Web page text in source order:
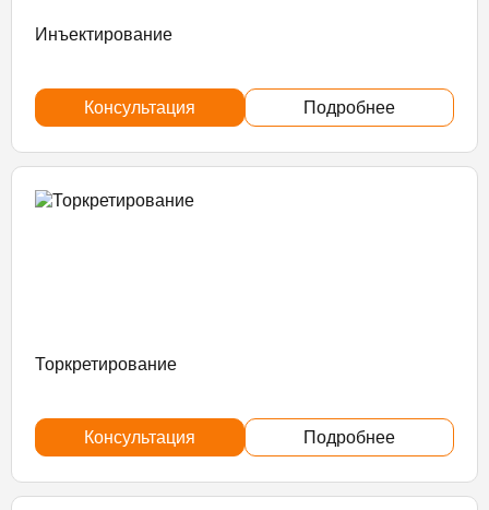
Инъектирование
Консультация Подробнее
Торкретирование
Консультация Подробнее